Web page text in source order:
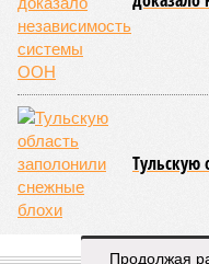
Напрашивается
декларируемая «Capital
проблемные объекты
Лосиноостровской,
Люблино? И означает ли
что в реальности
определён?
2025–2026 годах,
называть дажеПродолжая